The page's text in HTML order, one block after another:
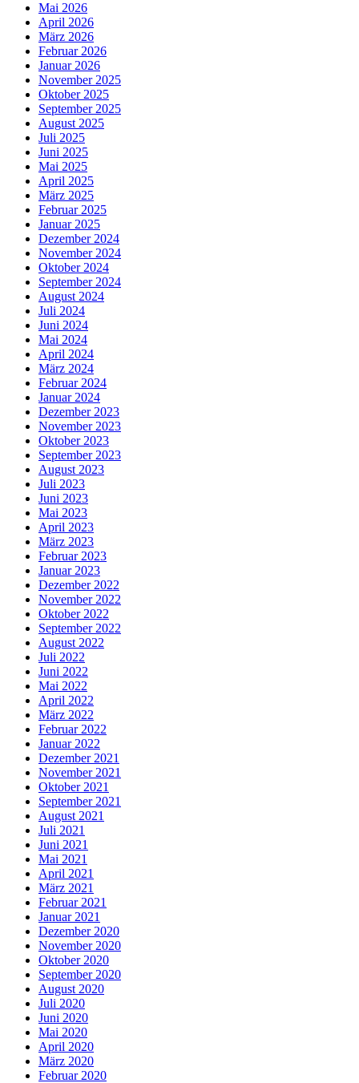
Mai 2026
April 2026
März 2026
Februar 2026
Januar 2026
November 2025
Oktober 2025
September 2025
August 2025
Juli 2025
Juni 2025
Mai 2025
April 2025
März 2025
Februar 2025
Januar 2025
Dezember 2024
November 2024
Oktober 2024
September 2024
August 2024
Juli 2024
Juni 2024
Mai 2024
April 2024
März 2024
Februar 2024
Januar 2024
Dezember 2023
November 2023
Oktober 2023
September 2023
August 2023
Juli 2023
Juni 2023
Mai 2023
April 2023
März 2023
Februar 2023
Januar 2023
Dezember 2022
November 2022
Oktober 2022
September 2022
August 2022
Juli 2022
Juni 2022
Mai 2022
April 2022
März 2022
Februar 2022
Januar 2022
Dezember 2021
November 2021
Oktober 2021
September 2021
August 2021
Juli 2021
Juni 2021
Mai 2021
April 2021
März 2021
Februar 2021
Januar 2021
Dezember 2020
November 2020
Oktober 2020
September 2020
August 2020
Juli 2020
Juni 2020
Mai 2020
April 2020
März 2020
Februar 2020